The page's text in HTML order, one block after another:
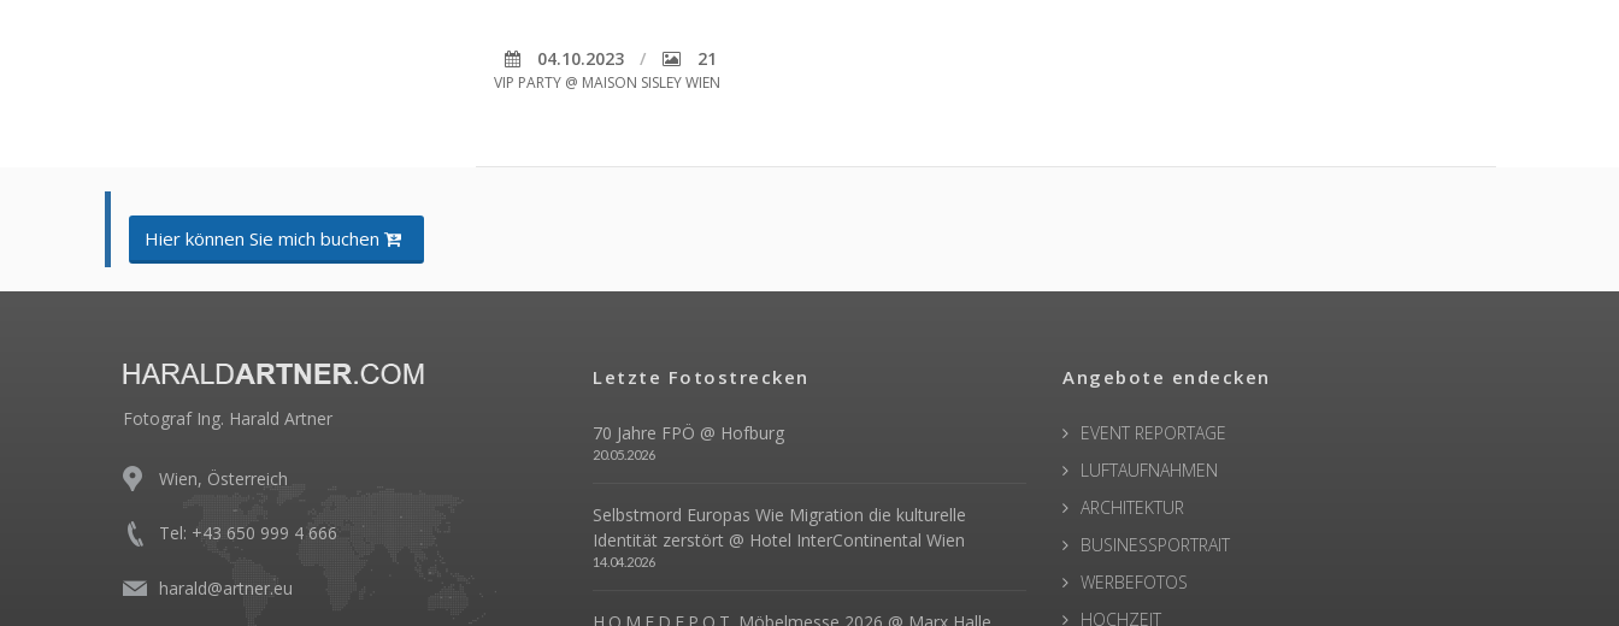
04.10.2023 21
VIP PARTY @ MAISON SISLEY WIEN
Hier können Sie mich buchen
Fotograf Ing. Harald Artner
Wien, Österreich
Tel: +43 650 999 4 666
harald@artner.eu
Letzte Fotostrecken
70 Jahre FPÖ @ Hofburg
20.05.2026
Selbstmord Europas Wie Migration die kulturelle
Identität zerstört @ Hotel InterContinental Wien
14.04.2026
Angebote endecken
EVENT REPORTAGE
LUFTAUFNAHMEN
ARCHITEKTUR
BUSINESSPORTRAIT
WERBEFOTOS
HOCHZEIT